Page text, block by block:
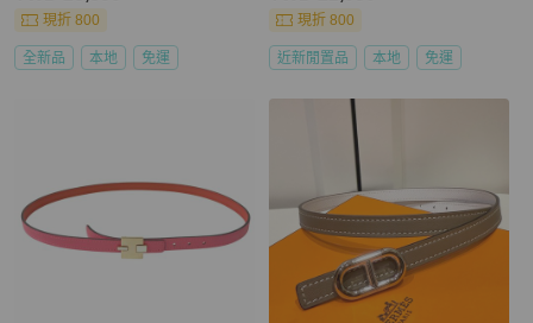
現折 800
全新品 本地 免運
現折 800
近新閒置品 本地 免運